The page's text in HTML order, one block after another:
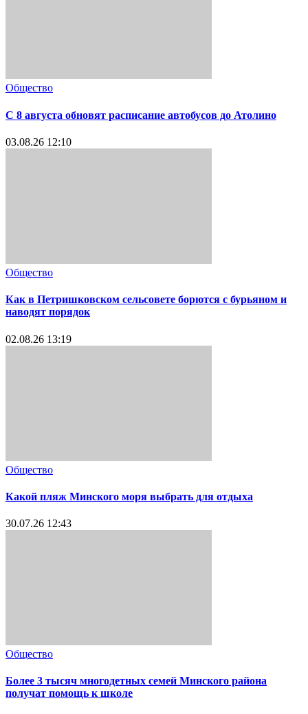
Общество
С 8 августа обновят расписание автобусов до Атолино
03.08.26 12:10
Общество
Как в Петришковском сельсовете борются с бурьяном и
наводят порядок
02.08.26 13:19
Общество
Какой пляж Минского моря выбрать для отдыха
30.07.26 12:43
Общество
Более 3 тысяч многодетных семей Минского района
получат помощь к школе